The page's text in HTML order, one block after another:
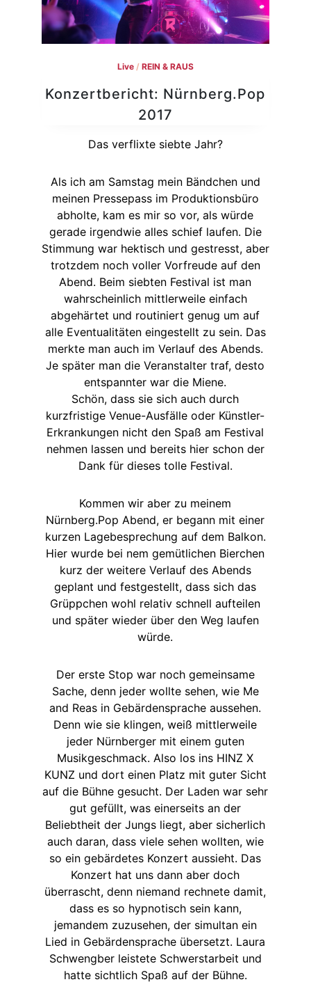
Live/ REIN & RAUS
Konzertbericht: Nürnberg.Pop
2017
Das verflixte siebte Jahr?
Als ich am Samstag mein Bändchen und
meinen Pressepass im Produktionsbüro
abholte, kam es mir so vor, als würde
gerade irgendwie alles schief laufen. Die
Stimmung war hektisch und gestresst, aber
trotzdem noch voller Vorfreude auf den
Abend. Beim siebten Festival ist man
wahrscheinlich mittlerweile einfach
abgehärtet und routiniert genug um auf
alle Eventualitäten eingestellt zu sein. Das
merkte man auch im Verlauf des Abends.
Je später man die Veranstalter traf, desto
entspannter war die Miene.
Schön, dass sie sich auch durch
kurzfristige Venue-Ausfälle oder Künstler-
Erkrankungen nicht den Spaß am Festival
nehmen lassen und bereits hier schon der
Dank für dieses tolle Festival.
Kommen wir aber zu meinem
Nürnberg.Pop Abend, er begann mit einer
kurzen Lagebesprechung auf dem Balkon.
Hier wurde bei nem gemütlichen Bierchen
kurz der weitere Verlauf des Abends
geplant und festgestellt, dass sich das
Grüppchen wohl relativ schnell aufteilen
und später wieder über den Weg laufen
würde.
Der erste Stop war noch gemeinsame
Sache, denn jeder wollte sehen, wie Me
and Reas in Gebärdensprache aussehen.
Denn wie sie klingen, weiß mittlerweile
jeder Nürnberger mit einem guten
Musikgeschmack. Also los ins HINZ X
KUNZ und dort einen Platz mit guter Sicht
auf die Bühne gesucht. Der Laden war sehr
gut gefüllt, was einerseits an der
Beliebtheit der Jungs liegt, aber sicherlich
auch daran, dass viele sehen wollten, wie
so ein gebärdetes Konzert aussieht. Das
Konzert hat uns dann aber doch
überrascht, denn niemand rechnete damit,
dass es so hypnotisch sein kann,
jemandem zuzusehen, der simultan ein
Lied in Gebärdensprache übersetzt. Laura
Schwengber leistete Schwerstarbeit und
hatte sichtlich Spaß auf der Bühne.